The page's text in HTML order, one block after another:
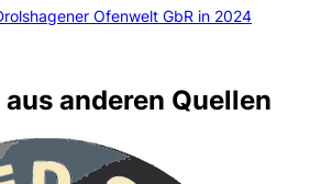
Ofenwelt GbR in 2024
anderen Quellen